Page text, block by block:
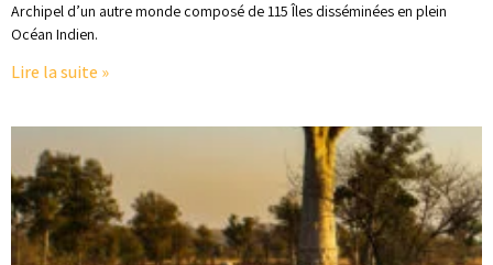
Archipel d’un autre monde composé de 115 Îles disséminées en plein
Océan Indien.
Lire la suite »